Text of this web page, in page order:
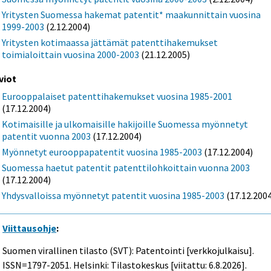
Yritysten Suomessa hakemat patentit* maakunnittain vuosina
1999-2003 (2.12.2004)
Yritysten kotimaassa jättämät patenttihakemukset
toimialoittain vuosina 2000-2003 (21.12.2005)
Eurooppalaiset patenttihakemukset vuosina 1985-2001
(17.12.2004)
Kotimaisille ja ulkomaisille hakijoille Suomessa myönnetyt
patentit vuonna 2003 (17.12.2004)
Myönnetyt eurooppapatentit vuosina 1985-2003 (17.12.2004)
Suomessa haetut patentit patenttilohkoittain vuonna 2003
(17.12.2004)
Yhdysvalloissa myönnetyt patentit vuosina 1985-2003
Viittausohje:
Suomen virallinen tilasto (SVT): Patentointi [verkkojulkaisu].
ISSN=1797-2051. Helsinki: Tilastokeskus [viitattu: 6.8.2026].